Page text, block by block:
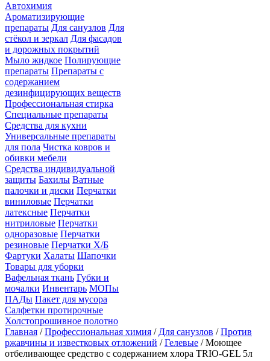
Автохимия
Ароматизирующие
препараты Для санузлов Для
стёкол и зеркал Для фасадов
и дорожных покрытий
Мыло жидкое Полирующие
препараты Препараты с
содержанием
дезинфицирующих веществ
Профессиональная стирка
Специальные препараты
Средства для кухни
Универсальные препараты
для пола Чистка ковров и
обивки мебели
Средства индивидуальной
защиты Бахилы Ватные
палочки и диски Перчатки
виниловые Перчатки
латексные Перчатки
нитриловые Перчатки
одноразовые Перчатки
резиновые Перчатки Х/Б
Фартуки Халаты Шапочки
Товары для уборки
Вафельная ткань Губки и
мочалки Инвентарь МОПы
ПАДы Пакет для мусора
Салфетки протирочные
Холстопрошивное полотно
Главная /Профессиональная химия / Для санузлов /Против
ржавчины и известковых отложений /Гелевые / Моющее
отбеливающее средство с содержанием хлора TRIO-GEL 5л